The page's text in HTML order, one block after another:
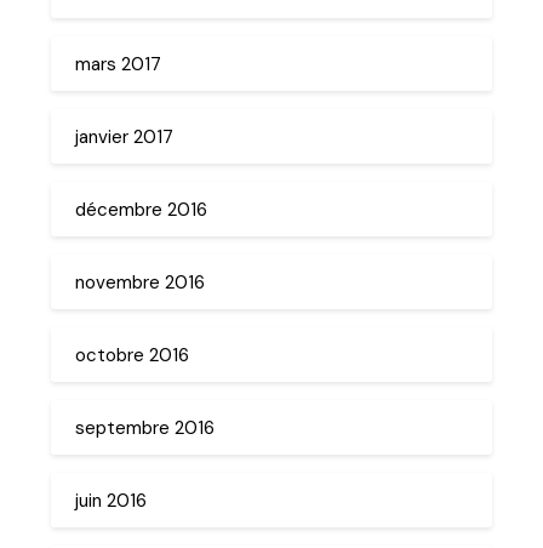
mars 2017
janvier 2017
décembre 2016
novembre 2016
octobre 2016
septembre 2016
juin 2016